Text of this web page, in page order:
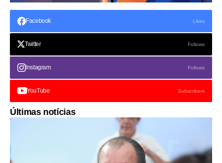
Facebook Likes
Twitter Follows
Instagram Follows
YouTube Subscribers
Últimas notícias